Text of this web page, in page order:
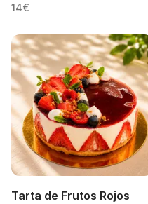
14€
Tarta de Frutos Rojos